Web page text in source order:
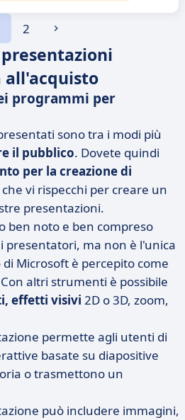
2
all'acquisto
programmi per
sono tra i modi più
il pubblico. Dovete quindi
per la creazione di
che vi rispecchi per creare un
presentazioni.
ben noto e ben compreso
presentatori, ma non è l'unica
Microsoft è percepito come
altri strumenti è possibile
effetti visivi 2D o 3D, zoom,
permette agli utenti di
basate su diapositive
o trasmettono un
può includere immagini,